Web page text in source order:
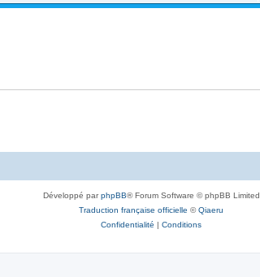
Développé parphpBB® Forum Software © phpBB Limited
Traduction française officielle ©Qiaeru
Confidentialité | Conditions